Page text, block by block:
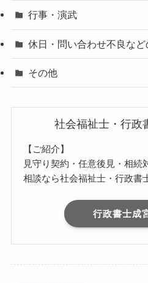
行事・演武
休日・問い合わせ不良な
その他
社会福祉士・行政
【ご紹介】
見守り契約・任意後見・相続
相談なら社会福祉士・行政書
行政書士成